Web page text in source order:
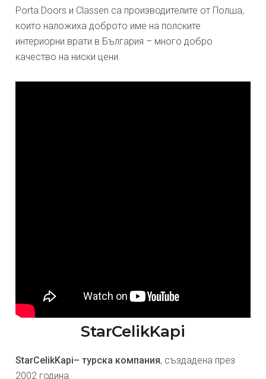
Porta Doors и Classen са производителите от Полша,
които наложиха доброто име на полските
интериорни врати в България – много добро
качество на ниски цени.
StarCelikKapi
StarCelikKapi– турска компания, създадена през
2002 година.